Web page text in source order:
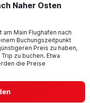
Naher Osten
Main Flughafen nach
Buchungszeitpunkt
Preis zu haben,
zu buchen. Etwa
die Preise